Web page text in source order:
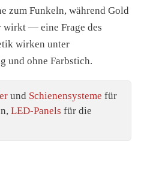
zum Funkeln, während Gold
wirkt — eine Frage des
wirken unter
und ohne Farbstich.
und Schienensysteme für
LED-Panels für die